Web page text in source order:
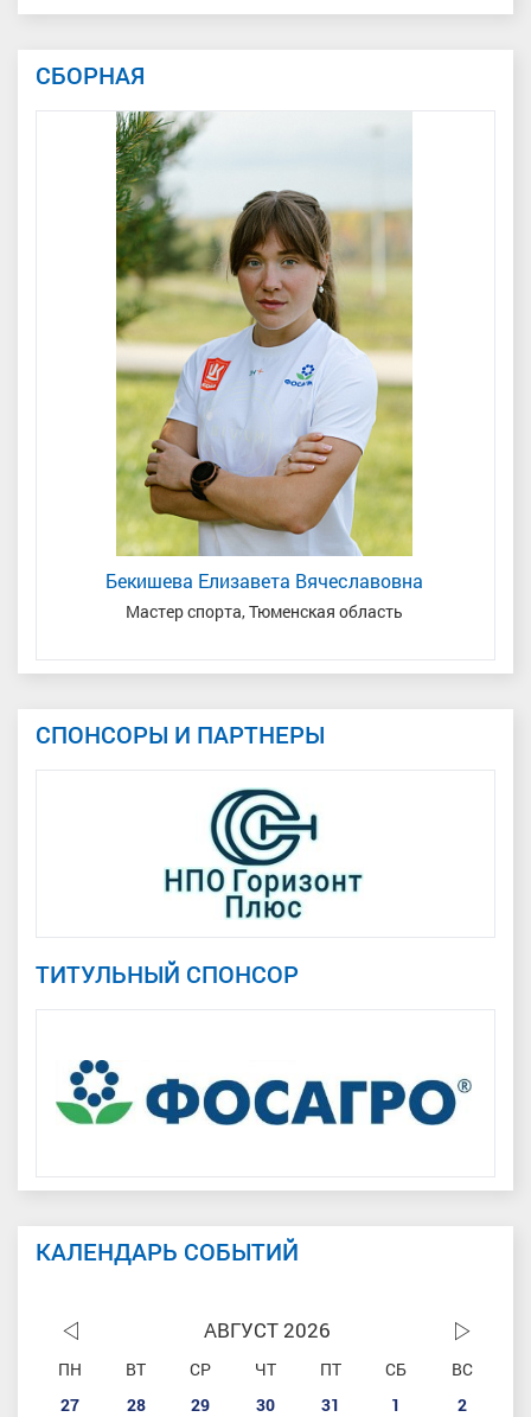
СБОРНАЯ
Бекишева Елизавета Вячеславовна
Мастер спорта, Тюменская область
СПОНСОРЫ И ПАРТНЕРЫ
ТИТУЛЬНЫЙ СПОНСОР
КАЛЕНДАРЬ СОБЫТИЙ
АВГУСТ 2026
ПН ВТ СР ЧТ ПТ СБ
ВС
27
28 29 30 31 1
2